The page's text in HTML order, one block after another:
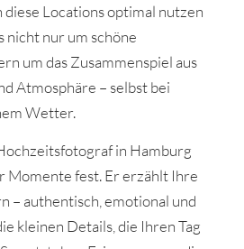
diese Locations optimal nutzen
nicht nur um schöne
um das Zusammenspiel aus
Atmosphäre – selbst bei
Wetter.
in Hamburg
Momente fest. Er erzählt Ihre
– authentisch, emotional und
kleinen Details, die Ihren Tag